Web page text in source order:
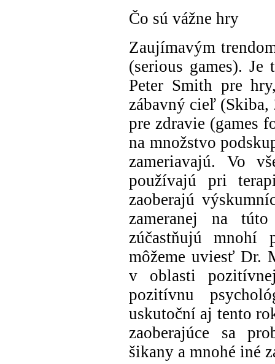
Čo sú vážne hry
Zaujímavým
(serious games).
Peter Smith pre
zábavný cieľ
pre zdravie (games
na množstvo
zameriavajú. Vo
používajú pri
zaoberajú
zameranej na
zúčastňujú mnohí
môžeme uviesť Dr.
v oblasti
pozitívnu
uskutoční aj tento
zaoberajúce sa
šikany a mnohé iné